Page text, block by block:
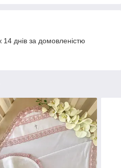
днів за домовленістю